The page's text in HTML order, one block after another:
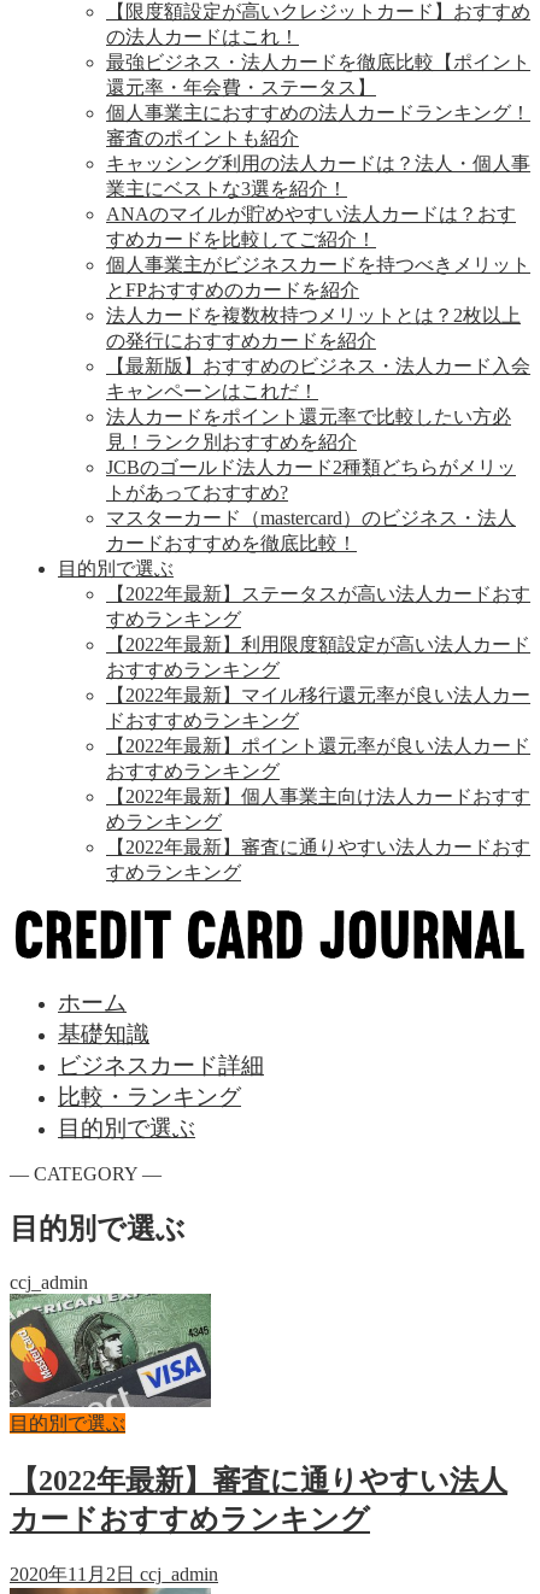
【限度額設定が高いクレジットカード】おすすめ
の法人カードはこれ！
最強ビジネス・法人カードを徹底比較【ポイント
還元率・年会費・ステータス】
個人事業主におすすめの法人カードランキング！
審査のポイントも紹介
キャッシング利用の法人カードは？法人・個人事
業主にベストな3選を紹介！
ANAのマイルが貯めやすい法人カードは？おす
すめカードを比較してご紹介！
個人事業主がビジネスカードを持つべきメリット
とFPおすすめのカードを紹介
法人カードを複数枚持つメリットとは？2枚以上
の発行におすすめカードを紹介
【最新版】おすすめのビジネス・法人カード入会
キャンペーンはこれだ！
法人カードをポイント還元率で比較したい方必
見！ランク別おすすめを紹介
JCBのゴールド法人カード2種類どちらがメリッ
トがあっておすすめ?
マスターカード（mastercard）のビジネス・法人
カードおすすめを徹底比較！
目的別で選ぶ
【2022年最新】ステータスが高い法人カードおす
すめランキング
【2022年最新】利用限度額設定が高い法人カード
おすすめランキング
【2022年最新】マイル移行還元率が良い法人カー
ドおすすめランキング
【2022年最新】ポイント還元率が良い法人カード
おすすめランキング
【2022年最新】個人事業主向け法人カードおすす
めランキング
【2022年最新】審査に通りやすい法人カードおす
すめランキング
ホーム
基礎知識
ビジネスカード詳細
比較・ランキング
目的別で選ぶ
― CATEGORY ―
目的別で選ぶ
ccj_admin
目的別で選ぶ
【2022年最新】審査に通りやすい法人
カードおすすめランキング
2020年11月2日 ccj_admin